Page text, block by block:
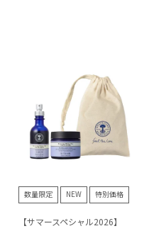
数量限定 NEW 特別価格
【サマースペシャル2026】